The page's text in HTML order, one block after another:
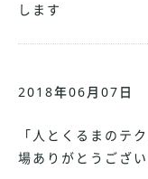
します
2018年06月07日
「人とくるまのテ
場ありがとうござ